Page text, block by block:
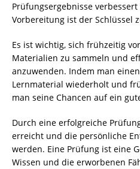
Prüfungsergebnisse
Vorbereitung ist der Schlüssel
Es ist wichtig, sich frühzeitig
Materialien zu sammeln und
anzuwenden. Indem man
Lernmaterial wiederholt und
man seine Chancen auf ein
Durch eine erfolgreiche
erreicht und die persönliche
werden. Eine Prüfung ist eine
Wissen und die erworbenen